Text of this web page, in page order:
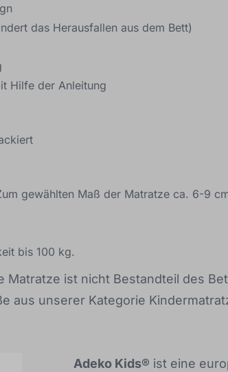
das Herausfallen aus dem Bett)
Hilfe der Anleitung
gewählten Maß der Matratze ca. 6-9
bis 100 kg.
Matratze ist nicht Bestandteil des
aus unserer Kategorie
Adeko Kids® ist eine